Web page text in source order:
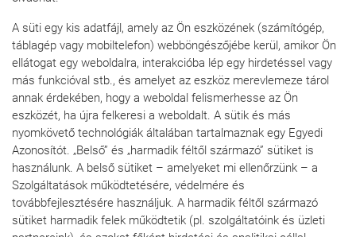
A süti egy kis adatfájl, amely az Ön eszközének (számítógép,
táblagép vagy mobiltelefon) webböngészőjébe kerül, amikor Ön
ellátogat egy weboldalra, interakcióba lép egy hirdetéssel vagy
más funkcióval stb., és amelyet az eszköz merevlemeze tárol
annak érdekében, hogy a weboldal felismerhesse az Ön
eszközét, ha újra felkeresi a weboldalt. A sütik és más
nyomkövető technológiák általában tartalmaznak egy Egyedi
Azonosítót. „Belső” és „harmadik féltől származó” sütiket is
használunk. A belső sütiket – amelyeket mi ellenőrzünk – a
Szolgáltatások működtetésére, védelmére és
továbbfejlesztésére használjuk. A harmadik féltől származó
sütiket harmadik felek működtetik (pl. szolgáltatóink és üzleti